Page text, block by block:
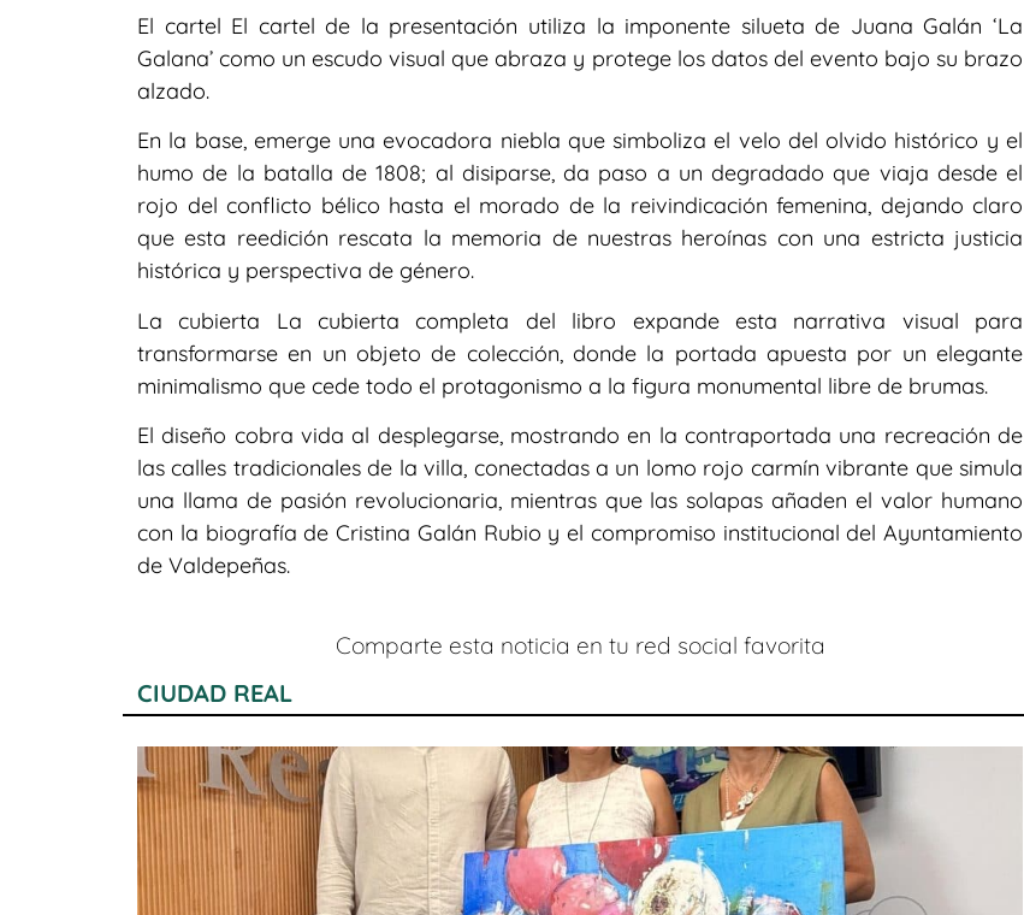
El cartel El cartel de la presentación utiliza la imponente silueta de Juana Galán ‘La
Galana’ como un escudo visual que abraza y protege los datos del evento bajo su brazo
alzado.
En la base, emerge una evocadora niebla que simboliza el velo del olvido histórico y el
humo de la batalla de 1808; al disiparse, da paso a un degradado que viaja desde el
rojo del conflicto bélico hasta el morado de la reivindicación femenina, dejando claro
que esta reedición rescata la memoria de nuestras heroínas con una estricta justicia
histórica y perspectiva de género.
La cubierta La cubierta completa del libro expande esta narrativa visual para
transformarse en un objeto de colección, donde la portada apuesta por un elegante
minimalismo que cede todo el protagonismo a la figura monumental libre de brumas.
El diseño cobra vida al desplegarse, mostrando en la contraportada una recreación de
las calles tradicionales de la villa, conectadas a un lomo rojo carmín vibrante que simula
una llama de pasión revolucionaria, mientras que las solapas añaden el valor humano
con la biografía de Cristina Galán Rubio y el compromiso institucional del Ayuntamiento
de Valdepeñas.
Comparte esta noticia en tu red social favorita
CIUDAD REAL